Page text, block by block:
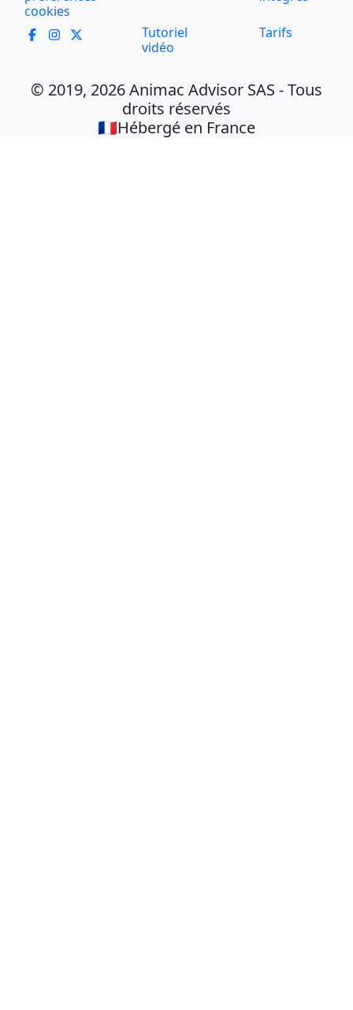
cookies
Tutoriel
vidéo
Tarifs
© 2019, 2026 Animac Advisor SAS - Tous
droits réservés
🇫🇷Hébergé en France